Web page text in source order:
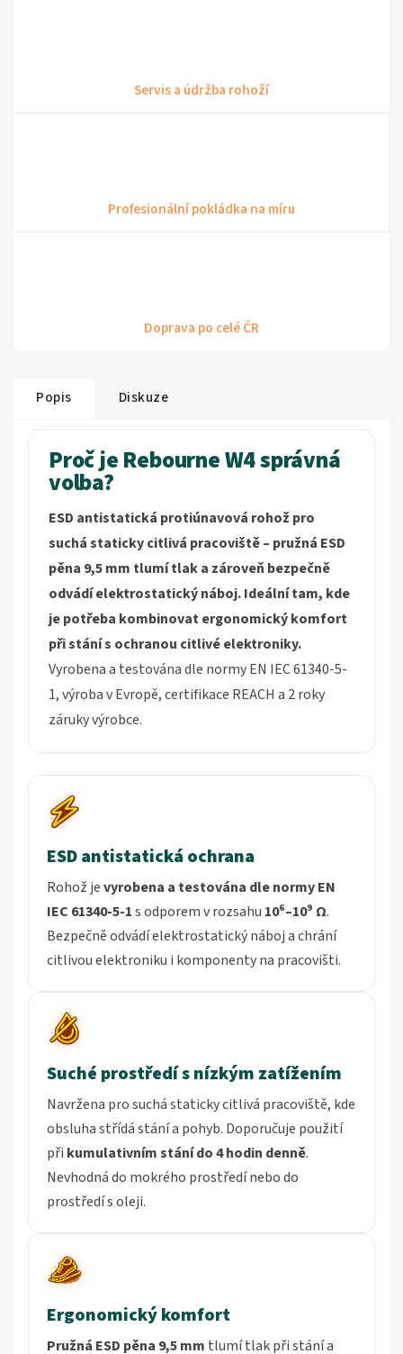
Servis a údržba rohoží
Profesionální pokládka na míru
Doprava po celé ČR
Popis Diskuze
Proč je Rebourne W4 správná
volba?
ESD antistatická protiúnavová rohož pro
suchá staticky citlivá pracoviště – pružná ESD
pěna 9,5 mm tlumí tlak a zároveň bezpečně
odvádí elektrostatický náboj.Ideální tam, kde
je potřeba kombinovat ergonomický komfort
při stání s ochranou citlivé elektroniky.
Vyrobena a testována dle normy EN IEC 61340-5-
1, výroba v Evropě, certifikace REACH a 2 roky
záruky výrobce.
ESD antistatická ochrana
Rohož jevyrobena a testována dle normyEN
IEC 61340-5-1s odporem v rozsahu 10⁶–10⁹ Ω.
Bezpečně odvádí elektrostatický náboj a chrání
citlivou elektroniku i komponenty na pracovišti.
Suché prostředí s nízkým zatížením
Navržena pro suchá staticky citlivá pracoviště, kde
obsluha střídá stání a pohyb. Doporučuje použití
při kumulativním stání do 4 hodin denně.
Nevhodná do mokrého prostředí nebo do
prostředí s oleji.
Ergonomický komfort
Pružná ESD pěna 9,5 mm tlumí tlak při stání a